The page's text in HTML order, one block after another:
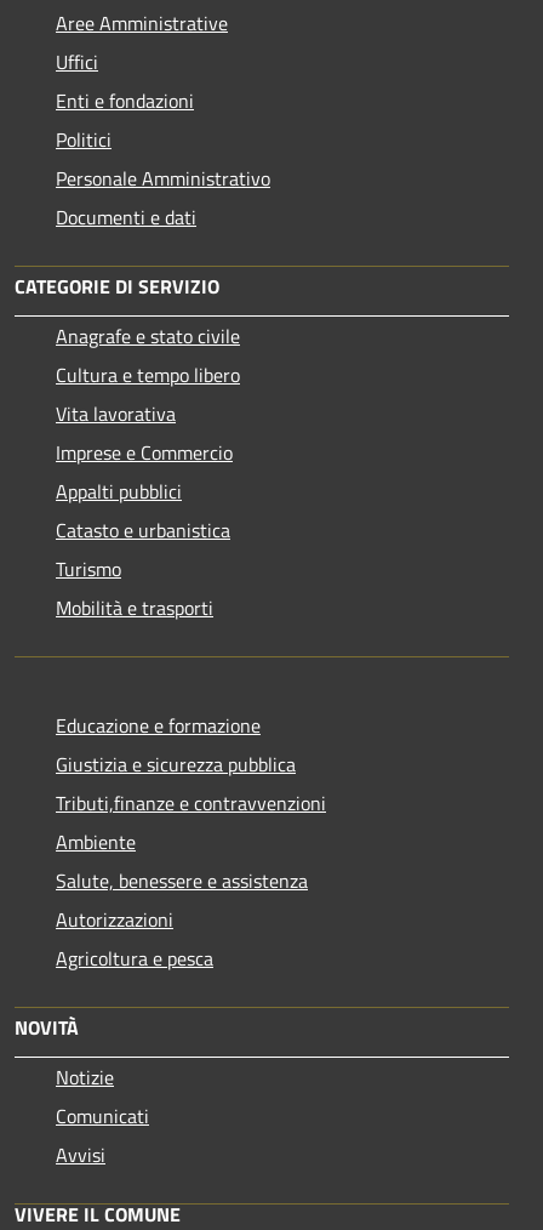
Aree Amministrative
Uffici
Enti e fondazioni
Politici
Personale Amministrativo
Documenti e dati
CATEGORIE DI SERVIZIO
Anagrafe e stato civile
Cultura e tempo libero
Vita lavorativa
Imprese e Commercio
Appalti pubblici
Catasto e urbanistica
Turismo
Mobilità e trasporti
Educazione e formazione
Giustizia e sicurezza pubblica
Tributi,finanze e contravvenzioni
Ambiente
Salute, benessere e assistenza
Autorizzazioni
Agricoltura e pesca
NOVITÀ
Notizie
Comunicati
Avvisi
VIVERE IL COMUNE